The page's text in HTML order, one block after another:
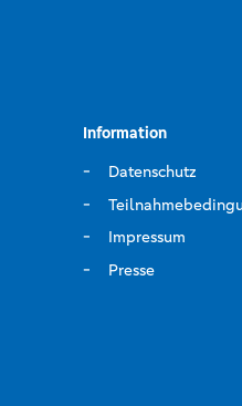
Information
Datenschutz
Impressum
Presse